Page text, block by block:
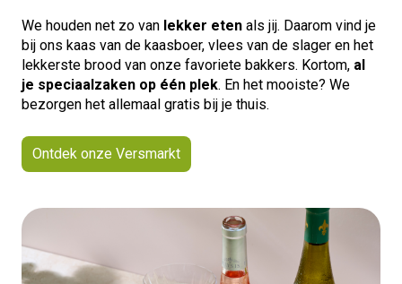
We houden net zo van lekker eten als jij. Daarom vind je
bij ons kaas van de kaasboer, vlees van de slager en het
lekkerste brood van onze favoriete bakkers. Kortom, al
je speciaalzaken op één plek. En het mooiste? We
bezorgen het allemaal gratis bij je thuis.
Ontdek onze Versmarkt